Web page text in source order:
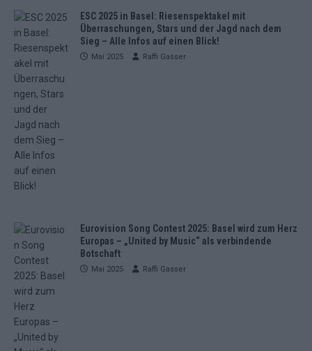
ESC 2025 in Basel: Riesenspektakel mit
Überraschungen, Stars und der Jagd nach dem
Sieg – Alle Infos auf einen Blick!
Mai 2025 Raffi Gasser
Eurovision Song Contest 2025: Basel wird zum Herz
Europas – „United by Music“ als verbindende
Botschaft
Mai 2025 Raffi Gasser